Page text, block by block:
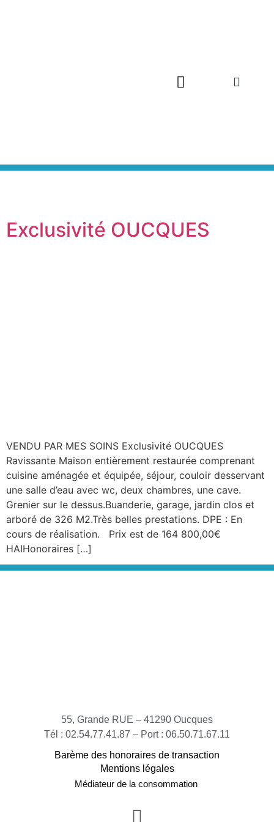
Exclusivité OUCQUES
VENDU PAR MES SOINS Exclusivité OUCQUES
Ravissante Maison entièrement restaurée comprenant
cuisine aménagée et équipée, séjour, couloir desservant
une salle d’eau avec wc, deux chambres, une cave.
Grenier sur le dessus.Buanderie, garage, jardin clos et
arboré de 326 M2.Très belles prestations. DPE : En
cours de réalisation. Prix est de 164 800,00€
HAIHonoraires […]
55, Grande RUE – 41290 Oucques
Tél : 02.54.77.41.87 – Port : 06.50.71.67.11
Barème des honoraires de transaction
Mentions légales
Médiateur de la consommation